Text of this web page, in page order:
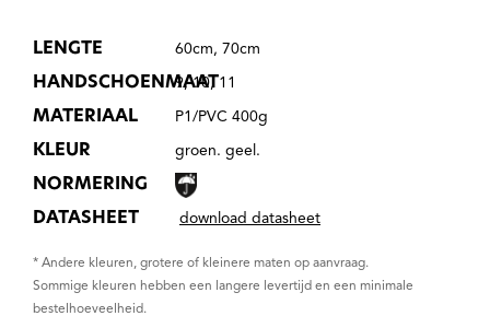
LENGTE 60cm, 70cm
HANDSCHOENMAAT
9, 10, 11
MATERIAAL P1/PVC 400g
KLEUR groen. geel.
NORMERING
DATASHEET
download datasheet
* Andere kleuren, grotere of kleinere maten op aanvraag.
Sommige kleuren hebben een langere levertijd en een minimale
bestelhoeveelheid.